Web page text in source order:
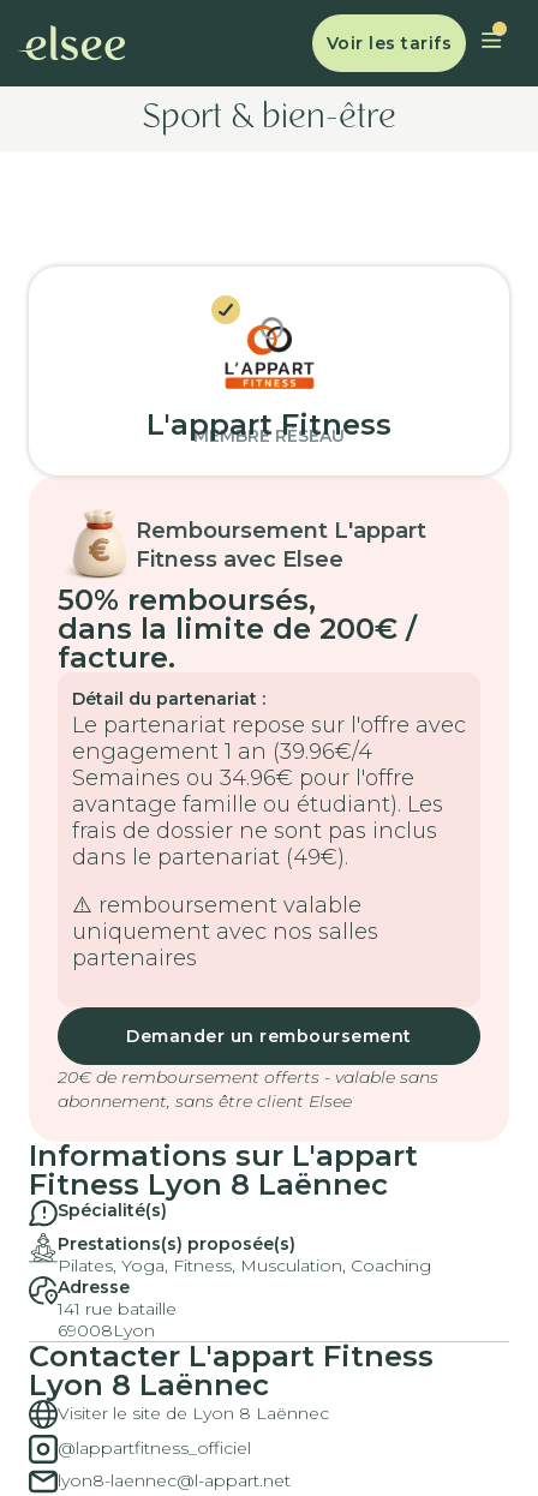
Voir les tarifs
Sport & bien-être
L'appart Fitness
MEMBRE RÉSEAU
Remboursement L'appart
Fitness avec Elsee
50% remboursés,
dans la limite de 200€ /
facture.
Détail du partenariat :
Le partenariat repose sur l'offre avec
engagement 1 an (39.96€/4
Semaines ou 34.96€ pour l'offre
avantage famille ou étudiant). Les
frais de dossier ne sont pas inclus
dans le partenariat (49€).
⚠️ remboursement valable
uniquement avec nos salles
partenaires
Demander un remboursement
20€ de remboursement offerts - valable sans
abonnement, sans être client Elsee
Informations sur L'appart
Fitness Lyon 8 Laënnec
Spécialité(s)
Prestations(s) proposée(s)
Pilates, Yoga, Fitness, Musculation, Coaching
Adresse
141 rue bataille
69008Lyon
Contacter L'appart Fitness
Lyon 8 Laënnec
Visiter le site de Lyon 8 Laënnec
@lappartfitness_officiel
lyon8-laennec@l-appart.net